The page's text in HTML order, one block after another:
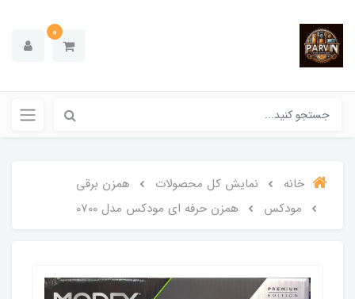
0
خانه نمایش کل محصولات
همزن برقی
مودکس
همزن حرفه ای مودکس مدل 0700